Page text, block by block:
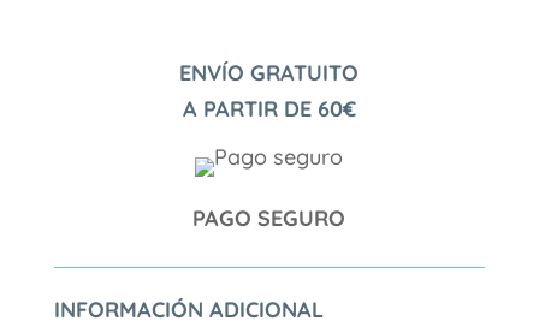
ENVÍO GRATUITO
A PARTIR DE 60€
PAGO SEGURO
INFORMACIÓN ADICIONAL